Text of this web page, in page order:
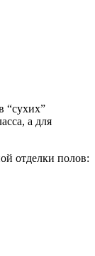
“сухих”
а для
отделки полов: